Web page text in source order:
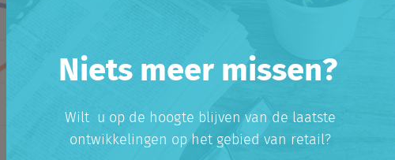
Niets meer missen?
Wilt u op de hoogte blijven van de laatste
ontwikkelingen op het gebied van retail?